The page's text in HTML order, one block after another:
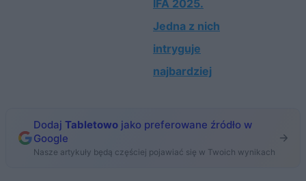
IFA 2025.
Jedna z nich
intryguje
najbardziej
Dodaj Tabletowo jako preferowane źródło w
Google
Nasze artykuły będą częściej pojawiać się w Twoich wynikach